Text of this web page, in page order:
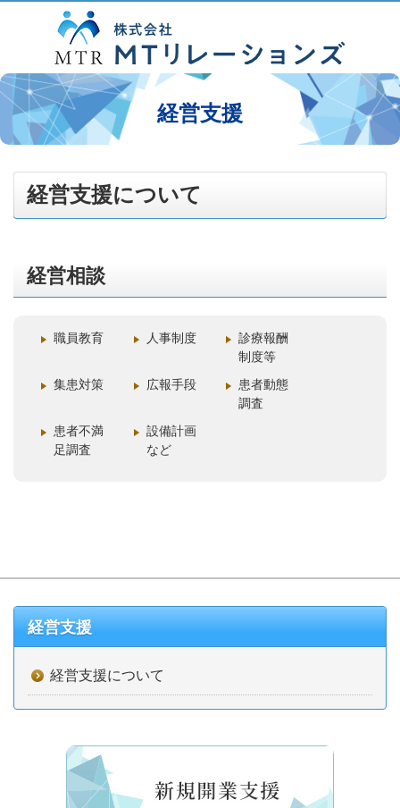
経営支援
経営支援について
経営相談
職員教育 人事制度
診療報酬
制度等
集患対策
広報手段
患者動態
調査
患者不満
足調査
設備計画
など
経営支援
経営支援について